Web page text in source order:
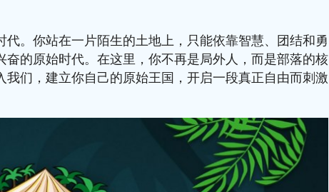
。你站在一片陌生的土地上，只能依靠智慧、团结和勇
奋的原始时代。在这里，你不再是局外人，而是部落的核
们，建立你自己的原始王国，开启一段真正自由而刺激